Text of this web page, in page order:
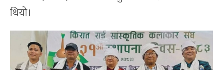
थियो।